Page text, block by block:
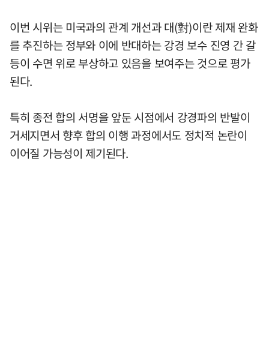
이번 시위는 미국과의 관계 개선과 대(對)이란 제재 완화
를 추진하는 정부와 이에 반대하는 강경 보수 진영 간 갈
등이 수면 위로 부상하고 있음을 보여주는 것으로 평가
된다.
특히 종전 합의 서명을 앞둔 시점에서 강경파의 반발이
거세지면서 향후 합의 이행 과정에서도 정치적 논란이
이어질 가능성이 제기된다.